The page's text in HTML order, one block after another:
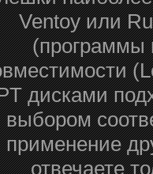
Ventoy или
(программы
дисками
выбором
применение
отвечаете